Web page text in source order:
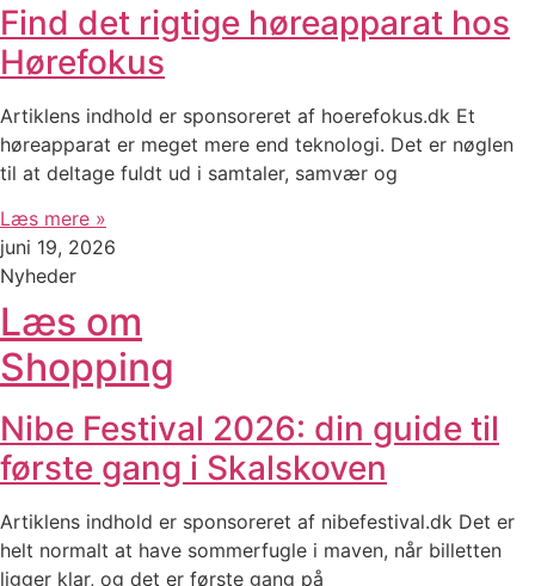
Find det rigtige høreapparat hos
Hørefokus
Artiklens indhold er sponsoreret af hoerefokus.dk Et
høreapparat er meget mere end teknologi. Det er nøglen
til at deltage fuldt ud i samtaler, samvær og
Læs mere »
juni 19, 2026
Nyheder
Læs om
Shopping
Nibe Festival 2026: din guide til
første gang i Skalskoven
Artiklens indhold er sponsoreret af nibefestival.dk Det er
helt normalt at have sommerfugle i maven, når billetten
ligger klar, og det er første gang på